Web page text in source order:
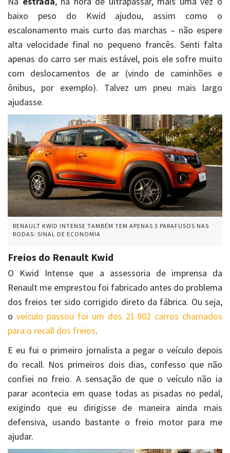
baixo peso do Kwid ajudou, assim como o
escalonamento mais curto das marchas – não espere
alta velocidade final no pequeno francês. Senti falta
apenas do carro ser mais estável, pois ele sofre muito
com deslocamentos de ar (vindo de caminhões e
ônibus, por exemplo). Talvez um pneu mais largo
ajudasse.
RENAULT KWID INTENSE TAMBÉM TEM APENAS 3 PARAFUSOS NAS
RODAS: SINAL DE ECONOMIA
Freios do Renault Kwid
O Kwid Intense que a assessoria de imprensa da
Renault me emprestou foi fabricado antes do problema
dos freios ter sido corrigido direto da fábrica. Ou seja,
o veículo passou foi um dos 21.802 carros chamados
para o recall dos freios.
E eu fui o primeiro jornalista a pegar o veículo depois
do recall. Nos primeiros dois dias, confesso que não
confiei no freio. A sensação de que o veículo não ia
parar acontecia em quase todas as pisadas no pedal,
exigindo que eu dirigisse de maneira ainda mais
defensiva, usando bastante o freio motor para me
ajudar.